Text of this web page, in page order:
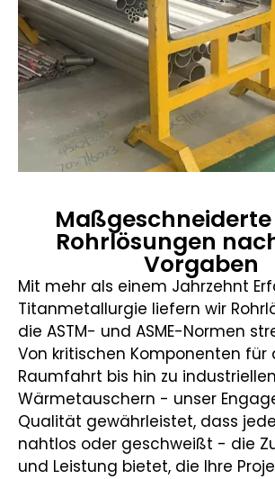
Rohrlösungen
Vorgaben
Mit mehr als einem Jahrzehnt
Titanmetallurgie liefern wir
die ASTM- und ASME-Normen
Von kritischen Komponenten
Raumfahrt bis hin zu industriellen
Wärmetauschern - unser
Qualität gewährleistet, dass
nahtlos oder geschweißt - die
und Leistung bietet, die Ihre